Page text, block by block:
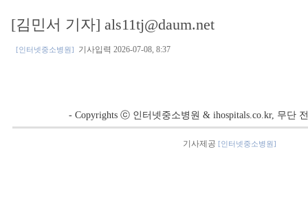
[김민서 기자] als11tj@daum.net
[인터넷중소병원] 기사입력 2026-07-08, 8:37
- Copyrights ⓒ 인터넷중소병원 & ihospitals.co.kr, 무단
기사제공 [인터넷중소병원]